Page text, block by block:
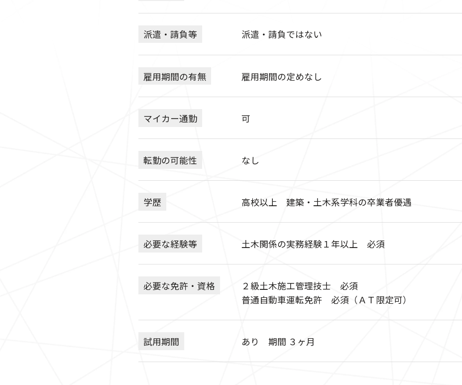
派遣・請負等 派遣・請負ではない
雇用期間の有無 雇用期間の定めなし
マイカー通勤 可
転勤の可能性 なし
学歴 高校以上 建築・土木系学科の卒業者優遇
必要な経験等 土木関係の実務経験１年以上 必須
必要な免許・資格
２級土木施工管理技士 必須
普通自動車運転免許 必須（ＡＴ限定可）
試用期間 あり 期間 ３ヶ月